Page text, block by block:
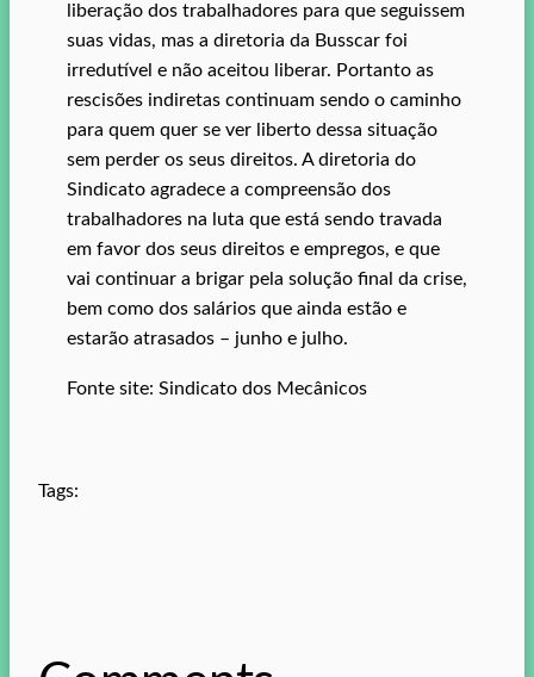
liberação dos trabalhadores para que seguissem
suas vidas, mas a diretoria da Busscar foi
irredutível e não aceitou liberar. Portanto as
rescisões indiretas continuam sendo o caminho
para quem quer se ver liberto dessa situação
sem perder os seus direitos. A diretoria do
Sindicato agradece a compreensão dos
trabalhadores na luta que está sendo travada
em favor dos seus direitos e empregos, e que
vai continuar a brigar pela solução final da crise,
bem como dos salários que ainda estão e
estarão atrasados – junho e julho.
Fonte site: Sindicato dos Mecânicos
Tags: